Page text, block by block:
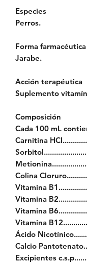
Especies
Perros.
Forma farmacéutica
Jarabe.
Acción terapéutica
Suplemento
Composición
Cada 100 mL
Carnitina
Sorbitol
Metionina
Colina Cloruro
Vitamina B1
Vitamina B2
Vitamina B6
Vitamina B12
Ácido Nicotínico
Calcio Pantotenato
Excipientes c.s.p